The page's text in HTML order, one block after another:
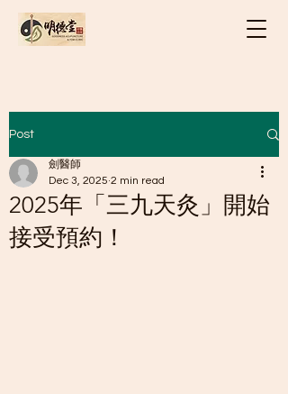
Post
2025年「三九天灸」開始
接受預約！
劍醫師
Dec 3, 2025 2 min read